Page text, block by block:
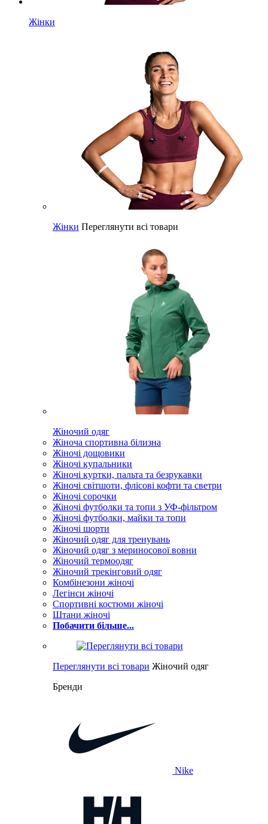
Жінки
Жінки Переглянути всі товари
Жіночий одяг
Жіноча спортивна білизна
Жіночі дощовики
Жіночі купальники
Жіночі куртки, пальта та безрукавки
Жіночі світшоти, флісові кофти та светри
Жіночі сорочки
Жіночі футболки та топи з УФ-фільтром
Жіночі футболки, майки та топи
Жіночі шорти
Жіночий одяг для тренувань
Жіночий одяг з мериносової вовни
Жіночий термоодяг
Жіночий трекінговий одяг
Комбінезони жіночі
Легінси жіночі
Спортивні костюми жіночі
Штани жіночі
Побачити більше...
Переглянути всі товари Жіночий одяг
Бренди
Nike